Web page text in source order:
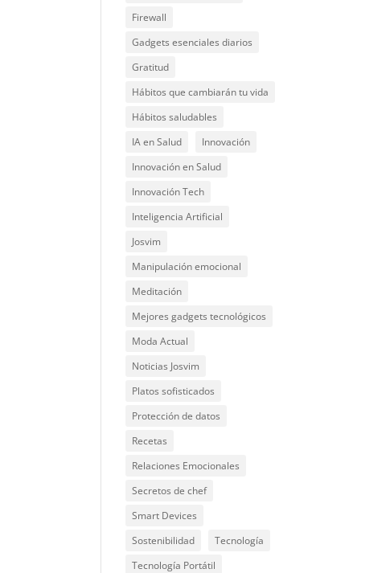
Firewall
Gadgets esenciales diarios
Gratitud
Hábitos que cambiarán tu vida
Hábitos saludables
IA en Salud
Innovación
Innovación en Salud
Innovación Tech
Inteligencia Artificial
Josvim
Manipulación emocional
Meditación
Mejores gadgets tecnológicos
Moda Actual
Noticias Josvim
Platos sofisticados
Protección de datos
Recetas
Relaciones Emocionales
Secretos de chef
Smart Devices
Sostenibilidad
Tecnología
Tecnología Portátil